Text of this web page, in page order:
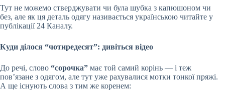
Тут не можемо стверджувати чи була шубка з капюшоном чи
без, але як ця деталь одягу називається українською читайте у
публікації 24 Каналу.
Куди ділося “чотиредесят”: дивіться відео
До речі, слово “сорочка” має той самий корінь — і теж
пов’язане з одягом, але тут уже рахувалися мотки тонкої пряжі.
А ще існують слова з тим же коренем: